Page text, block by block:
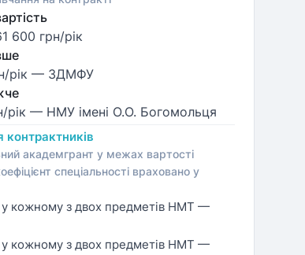
600 грн/рік
рік — ЗДМФУ
рік — НМУ імені О.О. Богомольця
контрактників
академгрант у межах вартості
спеціальності враховано у
у кожному з двох предметів НМТ —
у кожному з двох предметів НМТ —